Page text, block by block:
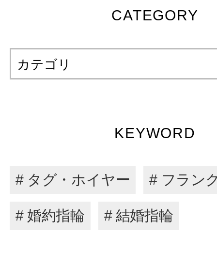
CATEGORY
カテゴリ
KEYWORD
# タグ・ホイヤー # フラン
# 婚約指輪 # 結婚指輪